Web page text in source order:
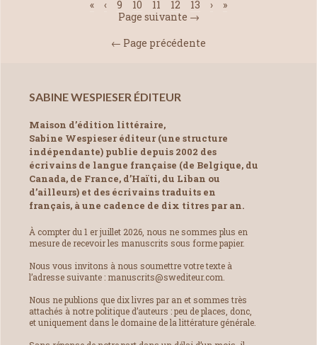
« ‹ 9 10 11 12 13 ›
»
Page suivante →
← Page précédente
SABINE WESPIESER ÉDITEUR
Maison d’édition littéraire,
Sabine Wespieser éditeur (une structure
indépendante) publie depuis 2002 des
écrivains de langue française (de Belgique, du
Canada, de France, d’Haïti, du Liban ou
d’ailleurs) et des écrivains traduits en
français, à une cadence de dix titres par an.
À compter du 1 er juillet 2026, nous ne sommes plus en
mesure de recevoir les manuscrits sous forme papier.
Nous vous invitons à nous soumettre votre texte à
l’adresse suivante : manuscrits@swediteur.com.
Nous ne publions que dix livres par an et sommes très
attachés à notre politique d’auteurs : peu de places, donc,
et uniquement dans le domaine de la littérature générale.